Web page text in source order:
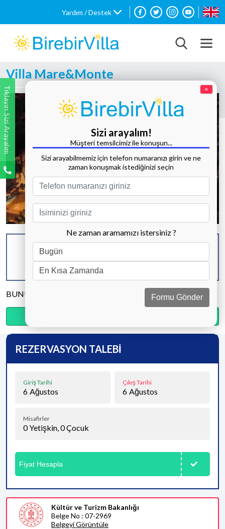
Yardım / Destek
Villa Mare&Monte
Tüm Fotoğrafları Göster
KAPASİTE
4 KİŞİ
BANYO & WC
2 ADET
YATAK ODASI
BUNU PAYLAŞ
REZERVASYON TALEBİ
Giriş Tarihi
6 Ağustos
Çıkış Tarihi
6 Ağustos
Misafirler
0Yetişkin,0Çocuk
Fiyat Hesapla
Kültür ve Turizm Bakanlığı
Belge No : 07-2969
Belgeyi Görüntüle
Tıklayın Sizi Arayalım ×
Sizi arayalım!
Müşteri temsilcimiz ile konuşun...
Sizi arayabilmemiz için telefon numaranızı girin ve ne
zaman konuşmak istediğinizi seçin
Ne zaman aramamızı istersiniz ?
Formu Gönder